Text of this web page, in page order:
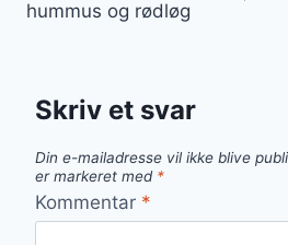
hummus og rødløg
Skriv et svar
Din e-mailadresse vil ikke blive
er markeret med *
Kommentar *